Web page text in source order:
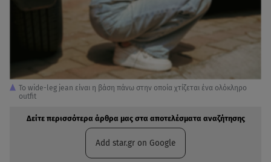
Το wide-leg jean είναι η βάση πάνω στην οποία χτίζεται ένα ολόκληρο
outfit
Δείτε περισσότερα άρθρα μας στα αποτελέσματα αναζήτησης
Add star.gr on Google